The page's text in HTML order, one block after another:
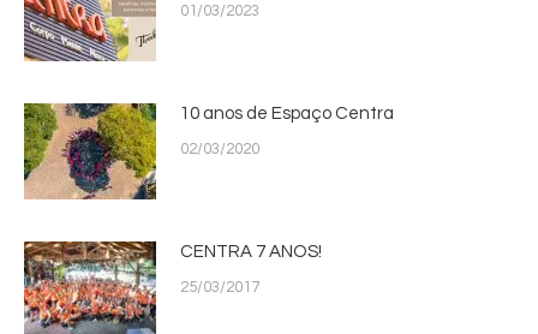
01/03/2023
10 anos de Espaço Centra
02/03/2020
CENTRA 7 ANOS!
25/03/2017